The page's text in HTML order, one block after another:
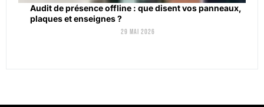
Audit de présence offline : que disent vos panneaux,
plaques et enseignes ?
29 mai 2026